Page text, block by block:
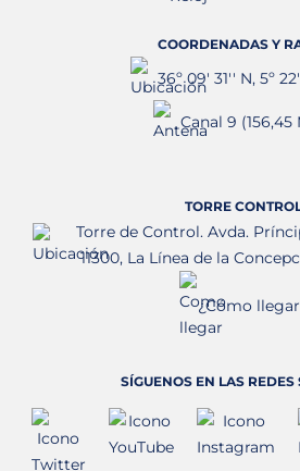
COORDENADAS Y
36º 09' 31'' N, 5º
Canal 9 (156,45
TORRE
Torre de Control. Avda.
11300, La Línea de la
¿Cómo
SÍGUENOS EN LAS REDES